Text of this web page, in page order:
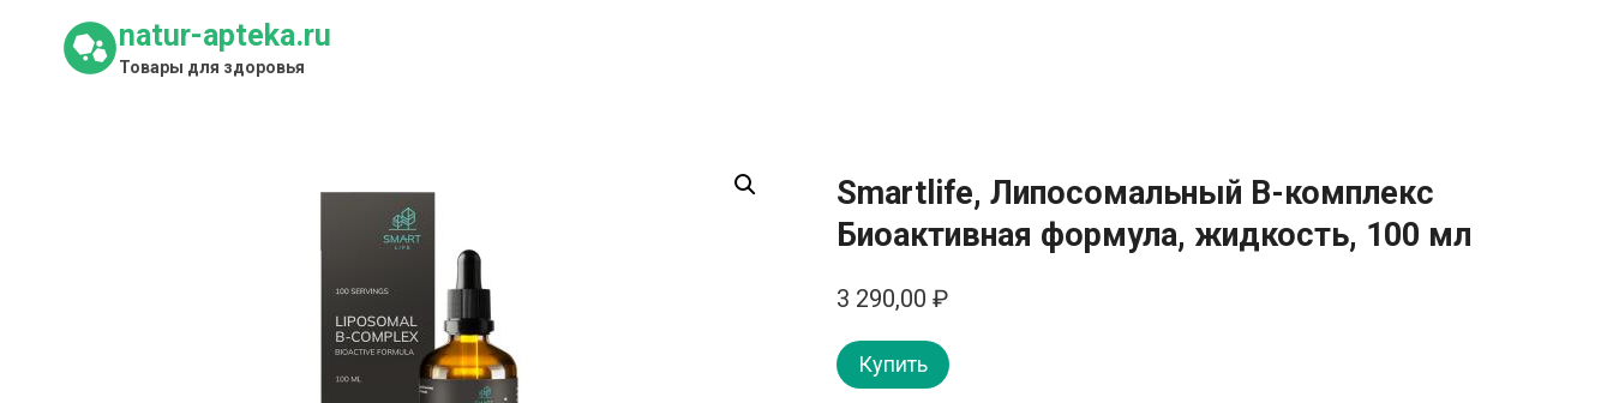
содержимому
natur-apteka.ru
Товары для здоровья
Smartlife, Липосомальный В-комплекс
Биоактивная формула, жидкость, 100 мл
3 290,00 ₽
Купить